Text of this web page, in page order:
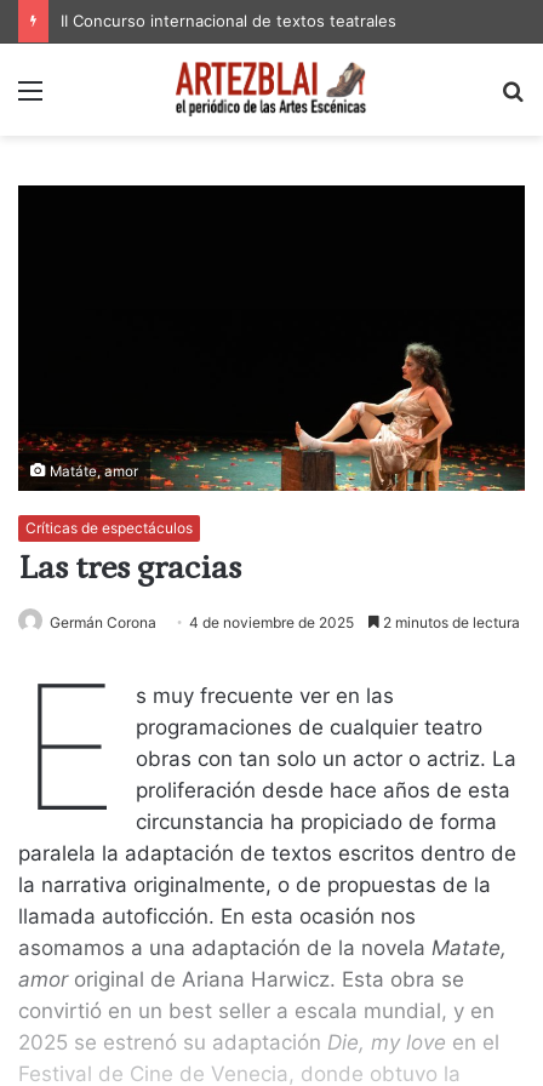
II Concurso internacional de textos teatrales
Menú
Matáte, amor
Críticas de espectáculos
Las tres gracias
Germán Corona 4 de noviembre de 2025 2 minutos de lectura
E
s muy frecuente ver en las
programaciones de cualquier teatro
obras con tan solo un actor o actriz. La
proliferación desde hace años de esta
circunstancia ha propiciado de forma
paralela la adaptación de textos escritos dentro de
la narrativa originalmente, o de propuestas de la
llamada autoficción. En esta ocasión nos
asomamos a una adaptación de la novela Matate,
amor original de Ariana Harwicz. Esta obra se
convirtió en un best seller a escala mundial, y en
2025 se estrenó su adaptación Die, my love en el
Festival de Cine de Venecia, donde obtuvo la